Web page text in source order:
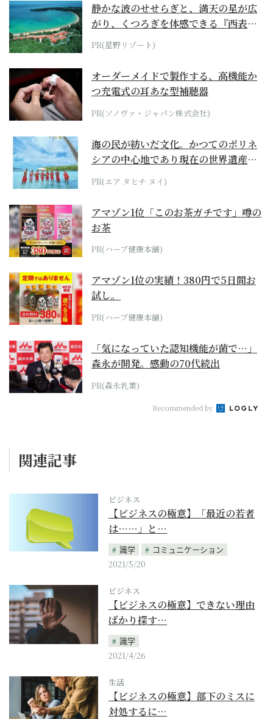
静かな波のせせらぎと、満天の星が広
がり、くつろぎを体感できる『西表島
ホテル by...
PR(星野リゾート)
オーダーメイドで製作する、高機能か
つ充電式の耳あな型補聴器
PR(ソノヴァ・ジャパン株式会社)
海の民が紡いだ文化。かつてのポリネ
シアの中心地であり現在の世界遺産か
らみえてくる...
PR(エア タヒチ ヌイ)
アマゾン1位「このお茶ガチです」噂の
お茶
PR(ハーブ健康本舗)
アマゾン1位の実績！380円で5日間お
試し。
PR(ハーブ健康本舗)
「気になっていた認知機能が菌で…」
森永が開発。感動の70代続出
PR(森永乳業)
Recommended by
関連記事
ビジネス
【ビジネスの極意】「最近の若者
は……」と…
識学
コミュニケーション
2021/5/20
ビジネス
【ビジネスの極意】できない理由
ばかり探す…
識学
2021/4/26
生活
【ビジネスの極意】部下のミスに
対処するに…